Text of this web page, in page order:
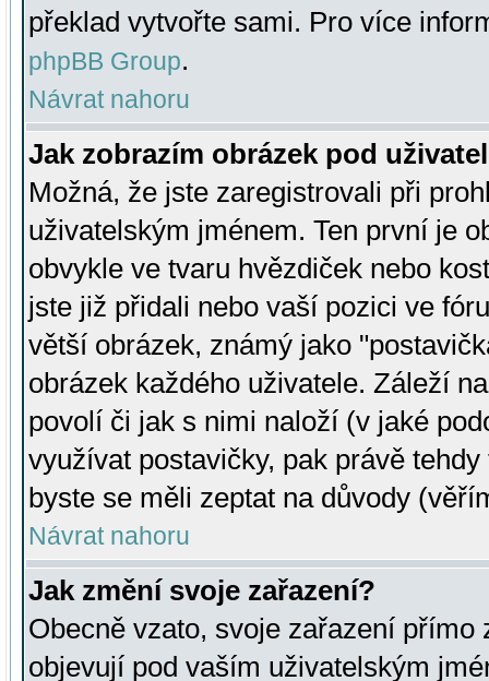
překlad vytvořte sami. Pro více
phpBB Group.
Návrat nahoru
Jak zobrazím obrázek pod
Možná, že jste zaregistrovali při
uživatelským jménem. Ten první je
obvykle ve tvaru hvězdiček nebo
jste již přidali nebo vaší pozici ve
větší obrázek, známý jako
obrázek každého uživatele. Záleží
povolí či jak s nimi naloží (v jaké
využívat postavičky, pak právě
byste se měli zeptat na důvody
Návrat nahoru
Jak změní svoje zařazení?
Obecně vzato, svoje zařazení přímo
objevují pod vaším uživatelským